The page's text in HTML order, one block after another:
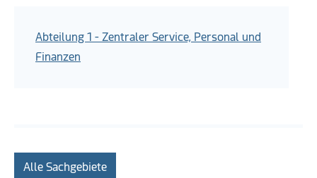
Abteilung 1 - Zentraler Service, Personal und
Finanzen
Alle Sachgebiete